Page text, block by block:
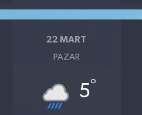
22 MART
PAZAR
5°